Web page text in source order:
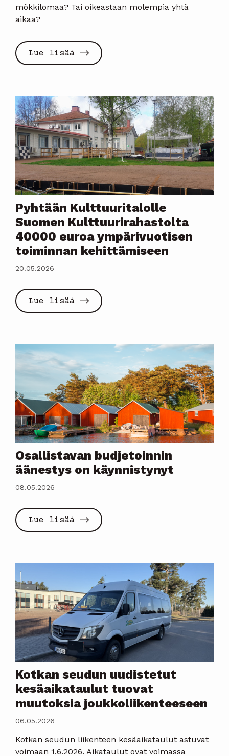
mökkilomaa? Tai oikeastaan molempia yhtä
aikaa?
Lue lisää
Pyhtään Kulttuuritalolle
Suomen Kulttuurirahastolta
40000 euroa ympärivuotisen
toiminnan kehittämiseen
20.05.2026
Lue lisää
Osallistavan budjetoinnin
äänestys on käynnistynyt
08.05.2026
Lue lisää
Kotkan seudun uudistetut
kesäaikataulut tuovat
muutoksia joukkoliikenteeseen
06.05.2026
Kotkan seudun liikenteen kesäaikataulut astuvat
voimaan 1.6.2026. Aikataulut ovat voimassa